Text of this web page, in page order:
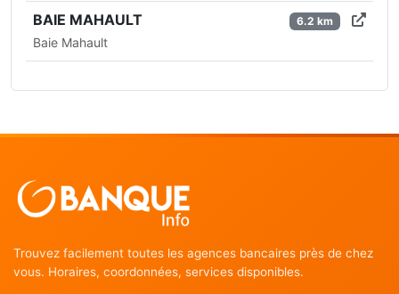
BAIE MAHAULT
Baie Mahault
6.2 km
Trouvez facilement toutes les agences bancaires près de chez
vous. Horaires, coordonnées, services disponibles.